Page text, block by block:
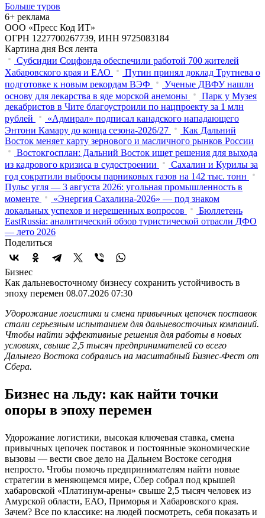
Больше туров
6+ реклама
ООО «Пресс Код ИТ»
ОГРН 1227700267739, ИНН 9725083184
Картина дня Вся лента
Субсидии Соцфонда обеспечили работой 700 жителей
Хабаровского края и ЕАО
Путин принял доклад Трутнева о
подготовке к новым рекордам ВЭФ
Ученые ДВФУ нашли
основу для лекарства в яде морской анемоны
Парк у Музея
декабристов в Чите благоустроили по нацпроекту за 1 млн
рублей
«Адмирал» подписал канадского нападающего
Энтони Камару до конца сезона-2026/27
Как Дальний
Восток меняет карту зернового и масличного рынков России
Востокгосплан: Дальний Восток ищет решения для выхода
из кадрового кризиса в судостроении
Сахалин и Курилы за
год сократили выбросы парниковых газов на 142 тыс. тонн
Пульс угля — 3 августа 2026: угольная промышленность в
моменте
«Энергия Сахалина-2026» — под знаком
локальных успехов и нерешенных вопросов
Бюллетень
EastRussia: аналитический обзор туристической отрасли ДФО
— лето 2026
Поделиться
Бизнес
Как дальневосточному бизнесу сохранить устойчивость в
эпоху перемен 08.07.2026 07:30
Удорожание логистики и смена привычных цепочек поставок
стали серьезным испытанием для дальневосточных компаний.
Чтобы найти эффективные решения для работы в новых
условиях, свыше 2,5 тысяч предпринимателей со всего
Дальнего Востока собрались на масштабный Бизнес-Фест от
Сбера.
Бизнес на льду: как найти точки
опоры в эпоху перемен
Удорожание логистики, высокая ключевая ставка, смена
привычных цепочек поставок и постоянные экономические
вызовы — вести свое дело на Дальнем Востоке сегодня
непросто. Чтобы помочь предпринимателям найти новые
стратегии в меняющемся мире, Сбер собрал под крышей
хабаровской «Платинум-арены» свыше 2,5 тысяч человек из
Амурской области, ЕАО, Приморья и Хабаровского края.
Зачем? Все по классике: на людей посмотреть, себя показать и